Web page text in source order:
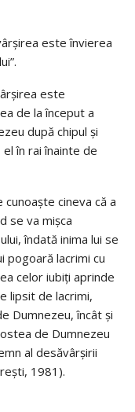
este învierea
este
de la început a
după chipul și
în rai înainte de
cineva că a
se va mișca
îndată inima lui se
pogoară lacrimi cu
celor iubiți aprinde
lipsit de lacrimi,
Dumnezeu, încât și
de Dumnezeu
al desăvârșirii
1981).